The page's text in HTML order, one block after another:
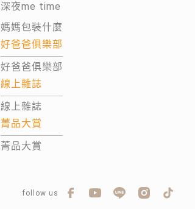
深夜me time
媽媽包裝什麼
好爸爸俱樂部
好爸爸俱樂部
線上雜誌
線上雜誌
菁品大賞
菁品大賞
follow us